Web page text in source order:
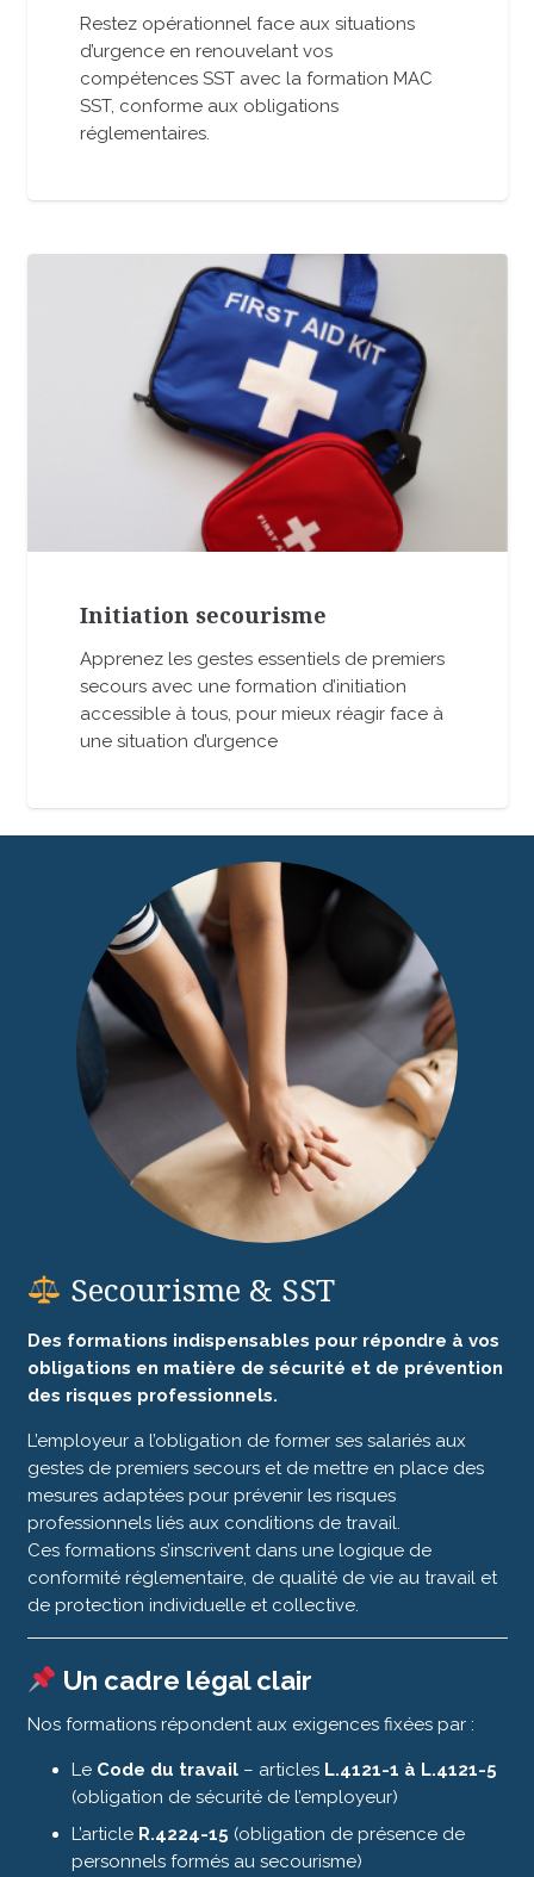
Restez opérationnel face aux situations
d’urgence en renouvelant vos
compétences SST avec la formation MAC
SST, conforme aux obligations
réglementaires.
Initiation secourisme
Apprenez les gestes essentiels de premiers
secours avec une formation d’initiation
accessible à tous, pour mieux réagir face à
une situation d’urgence
Secourisme & SST
Des formations indispensables pour répondre à vos
obligations en matière de sécurité et de prévention
des risques professionnels.
L’employeur a l’obligation de former ses salariés aux
gestes de premiers secours et de mettre en place des
mesures adaptées pour prévenir les risques
professionnels liés aux conditions de travail.
Ces formations s’inscrivent dans une logique de
conformité réglementaire, de qualité de vie au travail et
de protection individuelle et collective.
Un cadre légal clair
Nos formations répondent aux exigences fixées par :
Le Code du travail – articles L.4121-1 à L.4121-5
(obligation de sécurité de l’employeur)
L’article R.4224-15 (obligation de présence de
personnels formés au secourisme)